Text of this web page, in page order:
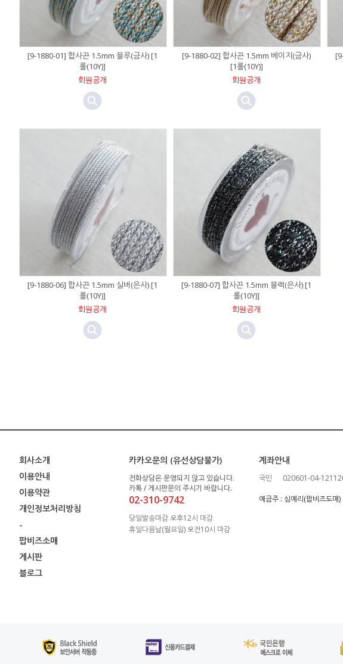
[9-1880-01] 합사끈 1.5mm 블루(금사) [1
롤(10Y)]
회원공개
[9-1880-02] 합사끈 1.5mm 베이지(금사)
[1롤(10Y)]
회원공개
[9-1880-06] 합사끈 1.5mm 실버(은사) [1
롤(10Y)]
회원공개
[9-1880-07] 합사끈 1.5mm 블랙(은사) [1
롤(10Y)]
회원공개
회사소개
이용안내
이용약관
개인정보처리방침
-
팝비즈소매
게시판
블로그
카카오문의 (유선상담불가)
전화상담은 운영되지 않고 있습니다.
카톡 / 게시판문의 주시기 바랍니다.
02-310-9742
당일발송마감 오후12시 마감
휴일다음날(월요일) 오전10시 마감
계좌안내
국민 020601-04-
예금주 : 심예리(팝비즈도매)